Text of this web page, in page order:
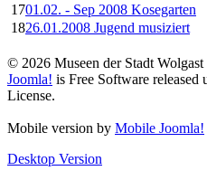
1701.02. - Sep 2008 Kosegarten
1826.01.2008 Jugend musiziert
© 2026 Museen der Stadt Wolgast
Joomla! is Free Software
License.
Mobile version by Mobile Joomla!
Desktop Version